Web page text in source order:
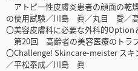
アトピー性皮膚炎患者の顔面の乾
の使用試験／川島 眞／丸目 愛／
〇美容皮膚科に必要な外科的Option
第20回 高齢者の美容医療のトラ
〇Challenge! Skincare-meister ス
／平松泰成／川島 眞